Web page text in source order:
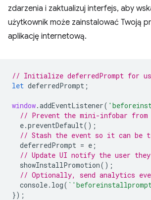
zdarzenia i zaktualizuj interfejs, aby
użytkownik może zainstalować Twoją
aplikację internetową.
// Initialize deferredPrompt for
let deferredPrompt ;
window.addEventListener(
// Prevent the mini-infobar from
e.preventDefault();
// Stash the event so it can be
deferredPrompt = e ;
// Update UI notify the user
showInstallPromotion();
// Optionally, send analytics
console. log(
});